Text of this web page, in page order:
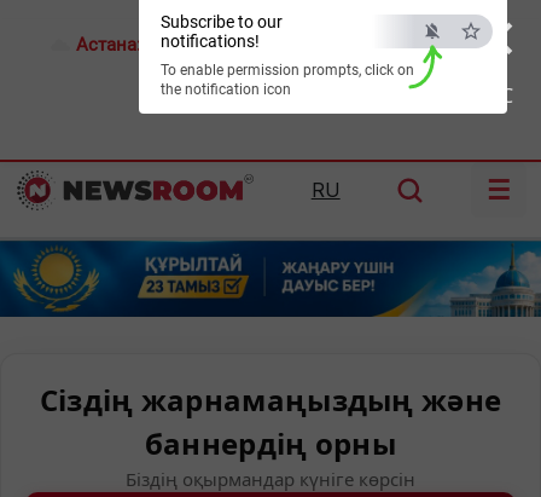
×
ESC
Subscribe to our
notifications!
To enable permission prompts, click on
the notification icon
Астана: 17°C Алматы: Шымкент:28°C
RU ☰
Сіздің жарнамаңыздың және
баннердің орны
Біздің оқырмандар күніге көрсін